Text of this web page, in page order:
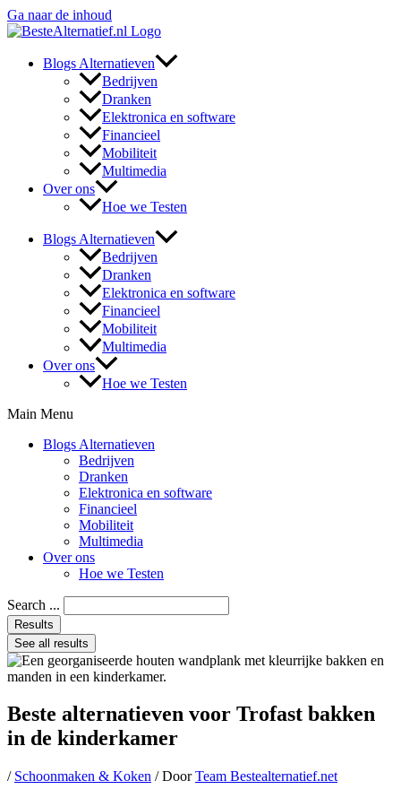
Ga naar de inhoud
Blogs Alternatieven
Bedrijven
Dranken
Elektronica en software
Financieel
Mobiliteit
Multimedia
Over ons
Hoe we Testen
Blogs Alternatieven
Bedrijven
Dranken
Elektronica en software
Financieel
Mobiliteit
Multimedia
Over ons
Hoe we Testen
Main Menu
Blogs Alternatieven
Bedrijven
Dranken
Elektronica en software
Financieel
Mobiliteit
Multimedia
Over ons
Hoe we Testen
Search ...
Results
See all results
Beste alternatieven voor Trofast bakken
in de kinderkamer
/ Schoonmaken & Koken / DoorTeam Bestealternatief.net